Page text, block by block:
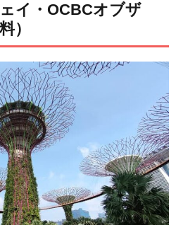
イ・OCBCオブザ
）